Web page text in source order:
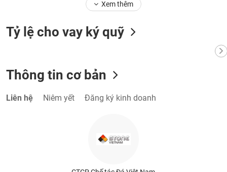
Xem thêm
Tỷ lệ cho vay ký quỹ
Thông tin cơ bản
Liên hệ Niêm yết Đăng ký kinh doanh